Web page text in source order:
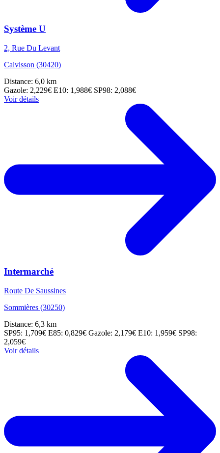
Système U
2, Rue Du Levant
Calvisson (30420)
Distance: 6,0 km
Gazole: 2,229€ E10: 1,988€ SP98: 2,088€
Voir détails
Intermarché
Route De Saussines
Sommières (30250)
Distance: 6,3 km
SP95: 1,709€ E85: 0,829€ Gazole: 2,179€ E10: 1,959€ SP98:
2,059€
Voir détails